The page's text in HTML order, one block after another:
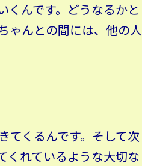
くんです。どうなるかと
ゃんとの間には、他の人
てくるんです。そして次
くれているような大切な